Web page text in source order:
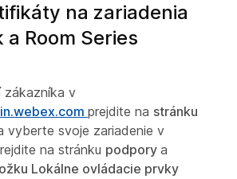
na zariadenia
a Room Series
zákazníka v
prejdite na stránku
vyberte svoje zariadenie v
na stránku podpory a
Lokálne ovládacie prvky